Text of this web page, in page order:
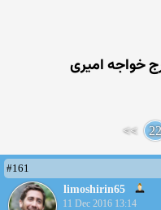
22
>>
#161
limoshirin65
11 Dec 2016 13:14